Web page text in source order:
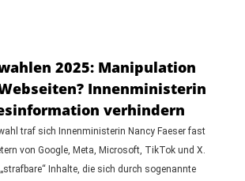
2025: Manipulation
Innenministerin
verhindern
traf sich Innenministerin Nancy Faeser fast
von Google, Meta, Microsoft, TikTok und X.
Inhalte, die sich durch sogenannte